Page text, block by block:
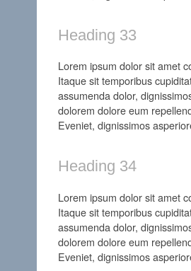
Heading 33
Lorem ipsum dolor sit amet
Itaque sit temporibus
assumenda dolor,
dolorem dolore eum
Eveniet, dignissimos
Heading 34
Lorem ipsum dolor sit amet
Itaque sit temporibus
assumenda dolor,
dolorem dolore eum
Eveniet, dignissimos